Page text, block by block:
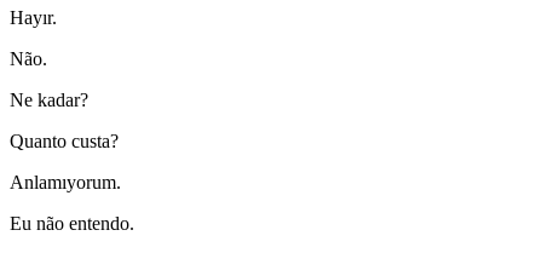
Hayır.
Não.
Ne kadar?
Quanto custa?
Anlamıyorum.
Eu não entendo.